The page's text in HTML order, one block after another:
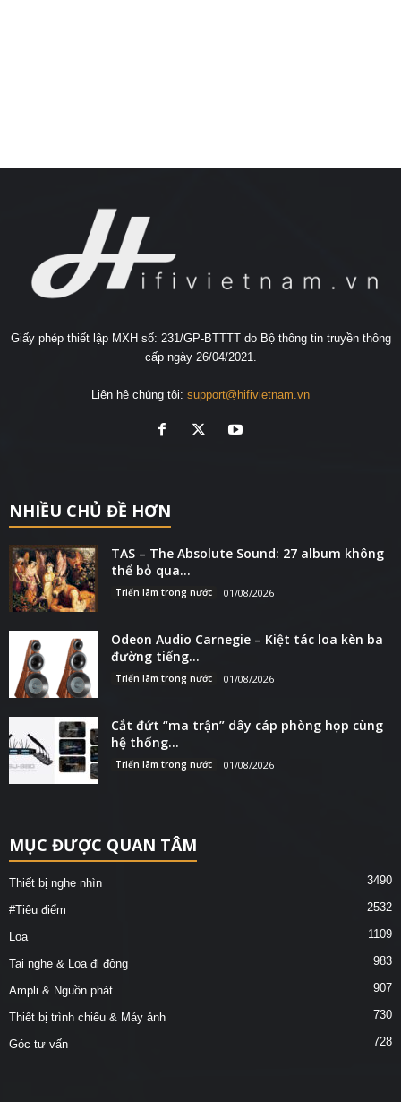
Giấy phép thiết lập MXH số: 231/GP-BTTTT do Bộ thông tin truyền thông
cấp ngày 26/04/2021.
Liên hệ chúng tôi: support@hifivietnam.vn
NHIỀU CHỦ ĐỀ HƠN
TAS – The Absolute Sound: 27 album không
thể bỏ qua...
Triển lãm trong nước 01/08/2026
Odeon Audio Carnegie – Kiệt tác loa kèn ba
đường tiếng...
Triển lãm trong nước 01/08/2026
Cắt đứt “ma trận” dây cáp phòng họp cùng
hệ thống...
Triển lãm trong nước 01/08/2026
MỤC ĐƯỢC QUAN TÂM
Thiết bị nghe nhìn 3490
#Tiêu điểm 2532
Loa 1109
Tai nghe & Loa đi động 983
Ampli & Nguồn phát 907
Thiết bị trình chiếu & Máy ảnh 730
Góc tư vấn 728